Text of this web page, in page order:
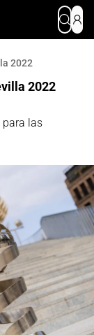
2022
2022
las